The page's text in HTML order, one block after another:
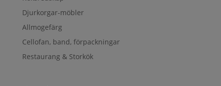
Djurkorgar-möbler
Allmogefärg
Cellofan, band, förpackningar
Restaurang & Storkök